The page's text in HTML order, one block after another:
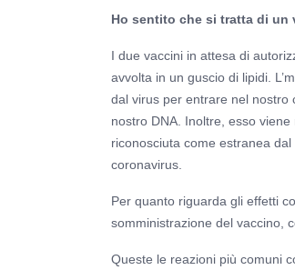
Ho sentito che si tratta di un
I due vaccini in attesa di
avvolta in un guscio di lipidi.
dal virus per entrare nel nostro
nostro DNA. Inoltre, esso
riconosciuta come estranea
coronavirus.
Per quanto riguarda gli effetti
somministrazione del vaccino,
Queste le reazioni più comuni